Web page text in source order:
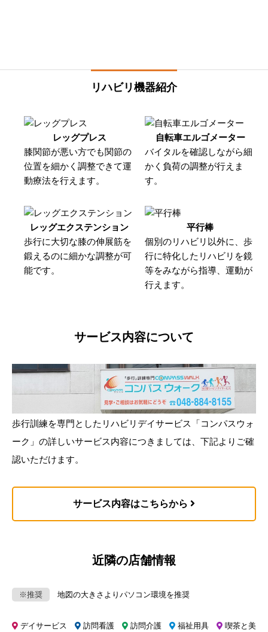
リハビリ機器紹介
レッグプレス
膝関節が悪い方でも関節の
位置を細かく調整できて運
動療法を行えます。
自転車エルゴメーター
バイタルを確認しながら細
かく負荷の調整が行えま
す。
レッグエクステンション
歩行に大切な膝の伸展筋を
鍛えるのに細かな調整が可
能です。
平行棒
個別のリハビリ以外に、歩
行に特化したリハビリを鏡
等をみながら指導、運動が
行えます。
サービス内容について
歩行訓練を専門としたリハビリデイサービス「コンパスウォ
ーク」の詳しいサービス内容につきましては、下記よりご確
認いただけます。
サービス内容はこちらから
近隣の店舗情報
※推奨 地図の大きさよりパソコン環境を推奨
デイサービス 訪問看護 訪問介護 福祉用具
喫茶と美